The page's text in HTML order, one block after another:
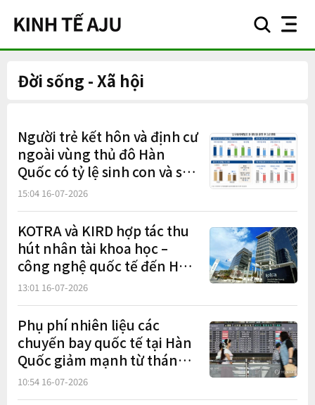
searchnav
Đời sống - Xã hội
Người trẻ kết hôn và định cư
ngoài vùng thủ đô Hàn
Quốc có tỷ lệ sinh con và sở
hữu nhà cao hơn, nhưng xu
hướng tập trung về Seoul
vẫn tiếp diễn
15:04 16-07-2026
KOTRA và KIRD hợp tác thu
hút nhân tài khoa học –
công nghệ quốc tế đến Hàn
Quốc
13:01 16-07-2026
Phụ phí nhiên liệu các
chuyến bay quốc tế tại Hàn
Quốc giảm mạnh từ tháng
8, vé khứ hồi có thể rẻ hơn
gần 170.000 won
10:54 16-07-2026